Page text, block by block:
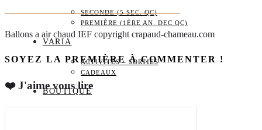
SECONDE (5 SEC. QC)
PREMIÈRE (1ÈRE AN. DEC QC)
VARIA
ACTIVITÉS – SORTIES
CADEAUX
BOUTIQUE
Ballons a air chaud IEF copyright crapaud-chameau.com
SOYEZ LA PREMIÈRE À COMMENTER !
❤️ J'aime vous lire